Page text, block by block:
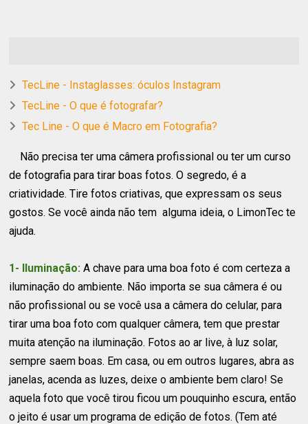
TecLine - Instaglasses: óculos Instagram
TecLine - O que é fotografar?
Tec Line - O que é Macro em Fotografia?
Não precisa ter uma câmera profissional ou ter um curso
de fotografia para tirar boas fotos. O segredo, é a
criatividade. Tire fotos criativas, que expressam os seus
gostos. Se você ainda não tem alguma ideia, o LimonTec te
ajuda.
1- Iluminação: A chave para uma boa foto é com certeza a
iluminação do ambiente. Não importa se sua câmera é ou
não profissional ou se você usa a câmera do celular, para
tirar uma boa foto com qualquer câmera, tem que prestar
muita atenção na iluminação. Fotos ao ar live, à luz solar,
sempre saem boas. Em casa, ou em outros lugares, abra as
janelas, acenda as luzes, deixe o ambiente bem claro! Se
aquela foto que você tirou ficou um pouquinho escura, então
o jeito é usar um programa de edição de fotos. (Tem até